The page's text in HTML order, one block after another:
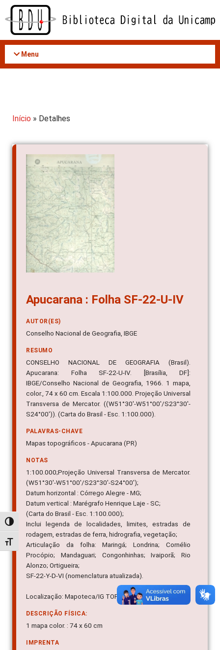
Acessar
conteúdo
Alternar alto contraste
Alternar tamanho da fonte
Menu
Início » Detalhes
Apucarana : Folha SF-22-U-IV
AUTOR(ES)
Conselho Nacional de Geografia, IBGE
RESUMO
CONSELHO NACIONAL DE GEOGRAFIA (Brasil).
Apucarana: Folha SF-22-U-IV. [Brasília, DF]:
IBGE/Conselho Nacional de Geografia, 1966. 1 mapa,
color., 74 x 60 cm. Escala 1:100.000. Projeção Universal
Transversa de Mercator. ((W51°30'-W51°00'/S23°30'-
S24°00')). (Carta do Brasil - Esc. 1:100.000).
PALAVRAS-CHAVE
Mapas topográficos - Apucarana (PR)
NOTAS
1:100.000;Projeção Universal Transversa de Mercator.
(W51°30'-W51°00'/S23°30'-S24°00');
Datum horizontal : Córrego Alegre - MG;
Datum vertical : Marégrafo Henrique Laje - SC;
(Carta do Brasil - Esc. 1:100.000);
Inclui legenda de localidades, limites, estradas de
rodagem, estradas de ferra, hidrografia, vegetação;
Articulação da folha: Maringá; Londrina; Cornélio
Procópio; Mandaguari; Congonhinhas; Ivaiporã; Rio
Alonzo; Ortigueira;
SF-22-Y-D-VI (nomenclatura atualizada).
Localização: Mapoteca/IG TOP 03.23/768
DESCRIÇÃO FÍSICA:
1 mapa color. : 74 x 60 cm
IMPRENTA